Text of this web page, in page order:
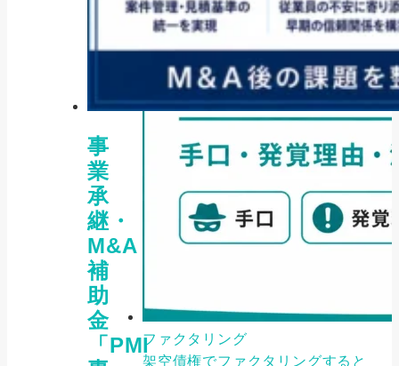
事
業
承
継・
M&A
補
助
金
「PMIファクタリング
架空債権でファクタリングすると